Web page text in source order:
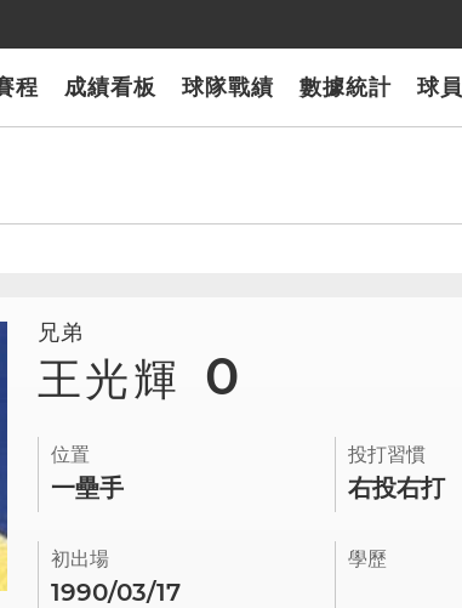
程 成績看板 球隊戰績 數據統計 球員
兄弟
王光輝 0
位置
一壘手
投打習慣
右投右打
初出場
1990/03/17
學歷